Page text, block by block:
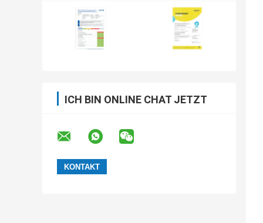
ICH BIN ONLINE CHAT JETZT